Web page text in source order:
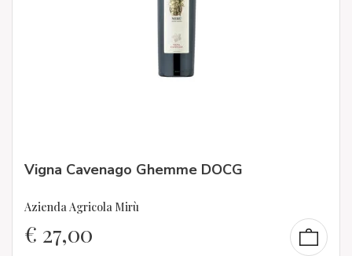
Vigna Cavenago Ghemme DOCG
Azienda Agricola Mirù
€ 27,00